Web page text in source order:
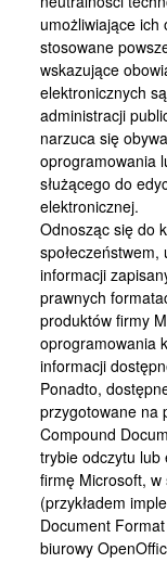
umożliwiające ich
stosowane
wskazujące
elektronicznych
administracji
narzuca się
oprogramowania
służącego do
elektronicznej.
Odnosząc się do
informacji
prawnych
produktów firmy
oprogramowania
informacji
Ponadto,
przygotowane na
Compound
trybie odczytu lub
firmę Microsoft, w
(przykładem
Document
biurowy